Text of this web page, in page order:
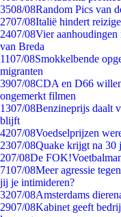
3508/08Random Pics van
2707/08Italië hindert
2407/08Vier aanhoudingen
van Breda
1107/08Smokkelbende
migranten
3907/08CDA en D66
ongemerkt filmen
1307/08Benzineprijs daalt
blijft
4207/08Voedselprijzen
2307/08Quake krijgt na 30
207/08De
7107/08Meer agressie
jij je intimideren?
3207/08Amsterdams
2907/08Kabinet geeft